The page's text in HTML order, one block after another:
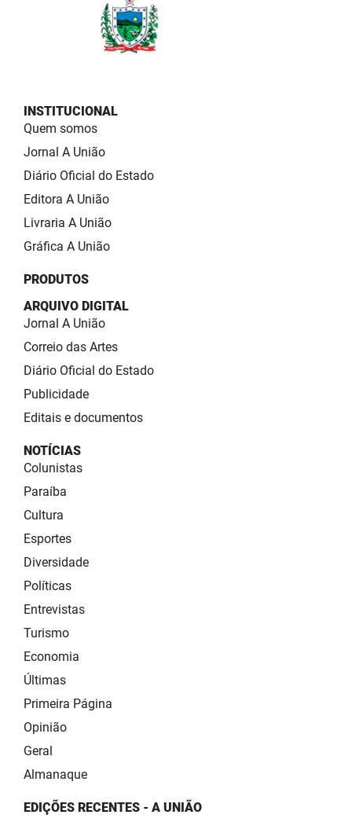
INSTITUCIONAL
Quem somos
Jornal A União
Diário Oficial do Estado
Editora A União
Livraria A União
Gráfica A União
PRODUTOS
ARQUIVO DIGITAL
Jornal A União
Correio das Artes
Diário Oficial do Estado
Publicidade
Editais e documentos
NOTÍCIAS
Colunistas
Paraíba
Cultura
Esportes
Diversidade
Políticas
Entrevistas
Turismo
Economia
Últimas
Primeira Página
Opinião
Geral
Almanaque
EDIÇÕES RECENTES - A UNIÃO